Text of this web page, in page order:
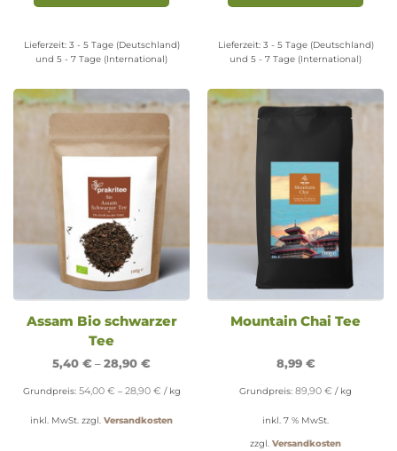
Lieferzeit: 3 - 5 Tage (Deutschland)
und 5 - 7 Tage (International)
Lieferzeit: 3 - 5 Tage (Deutschland)
und 5 - 7 Tage (International)
Assam Bio schwarzer
Tee
5,40 €–28,90 €
Grundpreis: 54,00 € – 28,90 € / kg
inkl. MwSt. zzgl. Versandkosten
Mountain Chai Tee
8,99 €
Grundpreis: 89,90 € / kg
inkl. 7 % MwSt.
zzgl. Versandkosten